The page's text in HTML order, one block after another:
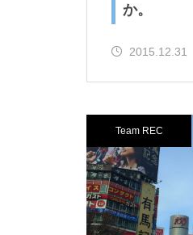
か。
2015.12.31
Team REC